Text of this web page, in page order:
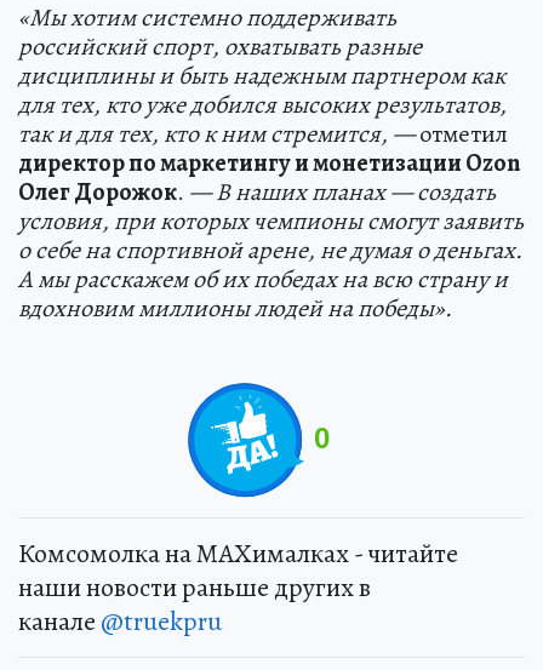
«Мы хотим системно поддерживать
российский спорт, охватывать разные
дисциплины и быть надежным партнером как
для тех, кто уже добился высоких результатов,
так и для тех, кто к ним стремится, —отметил
директор по маркетингу и монетизации Ozon
Олег Дорожок. — В наших планах — создать
условия, при которых чемпионы смогут заявить
о себе на спортивной арене, не думая о деньгах.
А мы расскажем об их победах на всю страну и
вдохновим миллионы людей на победы».
0
Комсомолка на MAXималках - читайте
наши новости раньше других в
канале @truekpru